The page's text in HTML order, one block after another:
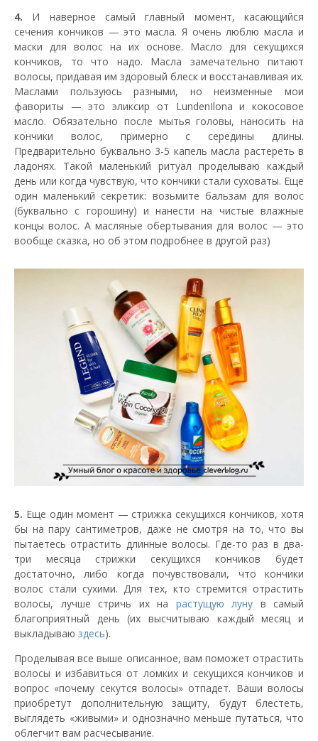
4. И наверное самый главный момент, касающийся
сечения кончиков — это масла. Я очень люблю масла и
маски для волос на их основе. Масло для секущихся
кончиков, то что надо. Масла замечательно питают
волосы, придавая им здоровый блеск и восстанавливая их.
Маслами пользуюсь разными, но неизменные мои
фавориты — это эликсир от LundenIlona и кокосовое
масло. Обязательно после мытья головы, наносить на
кончики волос, примерно с середины длины.
Предварительно буквально 3-5 капель масла растереть в
ладонях. Такой маленький ритуал проделываю каждый
день или когда чувствую, что кончики стали суховаты. Еще
один маленький секретик: возьмите бальзам для волос
(буквально с горошину) и нанести на чистые влажные
концы волос. А масляные обертывания для волос — это
вообще сказка, но об этом подробнее в другой раз)
5. Еще один момент — стрижка секущихся кончиков, хотя
бы на пару сантиметров, даже не смотря на то, что вы
пытаетесь отрастить длинные волосы. Где-то раз в два-
три месяца стрижки секущихся кончиков будет
достаточно, либо когда почувствовали, что кончики
волос стали сухими. Для тех, кто стремится отрастить
волосы, лучше стричь их на растущую луну в самый
благоприятный день (их высчитываю каждый месяц и
выкладываю здесь).
Проделывая все выше описанное, вам поможет отрастить
волосы и избавиться от ломких и секущихся кончиков и
вопрос «почему секутся волосы» отпадет. Ваши волосы
приобретут дополнительную защиту, будут блестеть,
выглядеть «живыми» и однозначно меньше путаться, что
облегчит вам расчесывание.